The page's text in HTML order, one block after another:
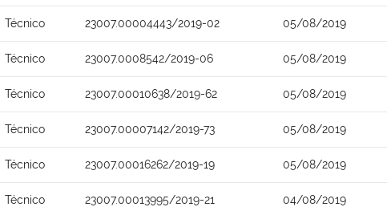
Técnico 23007.00004443/2019-02 05/08/2019
Técnico 23007.0008542/2019-06 05/08/2019
Técnico 23007.00010638/2019-62 05/08/2019
Técnico 23007.00007142/2019-73 05/08/2019
Técnico 23007.00016262/2019-19 05/08/2019
Técnico 23007.00013995/2019-21 04/08/2019